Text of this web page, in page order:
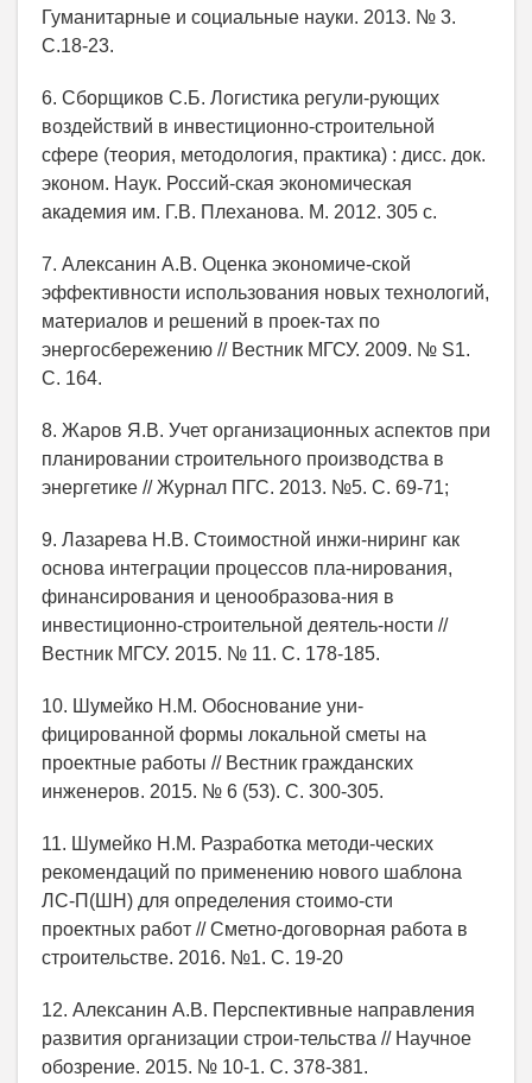
Гуманитарные и социальные науки. 2013. № 3.
C.18-23.
6. Сборщиков С.Б. Логистика регули-рующих
воздействий в инвестиционно-строительной
сфере (теория, методология, практика) : дисс. док.
эконом. Наук. Россий-ская экономическая
академия им. Г.В. Плеханова. М. 2012. 305 c.
7. Алексанин А.В. Оценка экономиче-ской
эффективности использования новых технологий,
материалов и решений в проек-тах по
энергосбережению // Вестник МГСУ. 2009. № S1.
С. 164.
8. Жаров Я.В. Учет организационных аспектов при
планировании строительного производства в
энергетике // Журнал ПГС. 2013. №5. С. 69-71;
9. Лазарева Н.В. Стоимостной инжи-ниринг как
основа интеграции процессов пла-нирования,
финансирования и ценообразова-ния в
инвестиционно-строительной деятель-ности //
Вестник МГСУ. 2015. № 11. С. 178-185.
10. Шумейко Н.М. Обоснование уни-
фицированной формы локальной сметы на
проектные работы // Вестник гражданских
инженеров. 2015. № 6 (53). C. 300-305.
11. Шумейко Н.М. Разработка методи-ческих
рекомендаций по применению нового шаблона
ЛС-П(ШН) для определения стоимо-сти
проектных работ // Сметно-договорная работа в
строительстве. 2016. №1. С. 19-20
12. Алексанин А.В. Перспективные направления
развития организации строи-тельства // Научное
обозрение. 2015. № 10-1. С. 378-381.